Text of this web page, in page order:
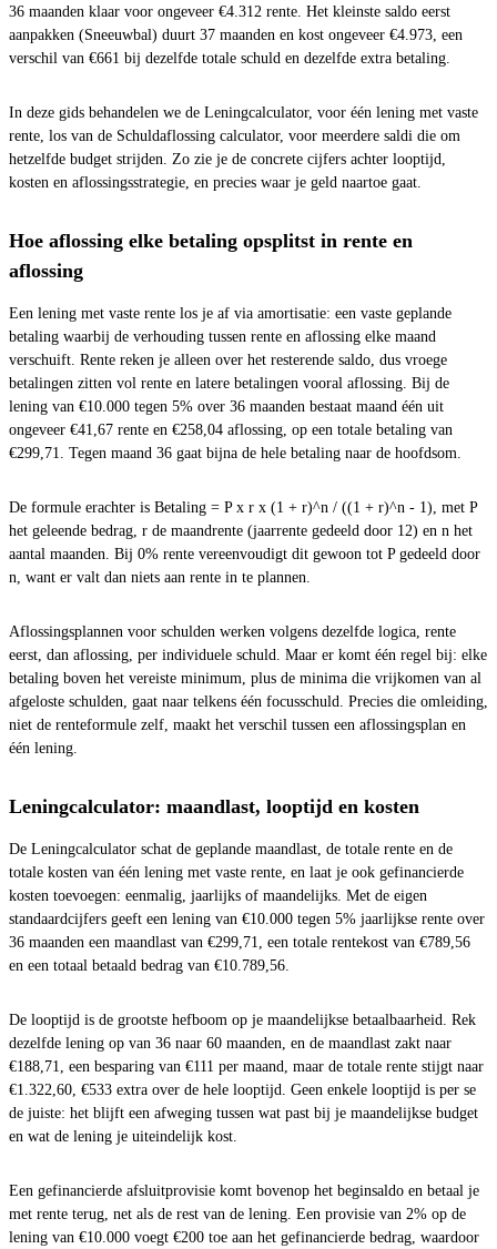
36 maanden klaar voor ongeveer €4.312 rente. Het kleinste saldo eerst
aanpakken (Sneeuwbal) duurt 37 maanden en kost ongeveer €4.973, een
verschil van €661 bij dezelfde totale schuld en dezelfde extra betaling.
In deze gids behandelen we de Leningcalculator, voor één lening met vaste
rente, los van de Schuldaflossing calculator, voor meerdere saldi die om
hetzelfde budget strijden. Zo zie je de concrete cijfers achter looptijd,
kosten en aflossingsstrategie, en precies waar je geld naartoe gaat.
Hoe aflossing elke betaling opsplitst in rente en
aflossing
Een lening met vaste rente los je af via amortisatie: een vaste geplande
betaling waarbij de verhouding tussen rente en aflossing elke maand
verschuift. Rente reken je alleen over het resterende saldo, dus vroege
betalingen zitten vol rente en latere betalingen vooral aflossing. Bij de
lening van €10.000 tegen 5% over 36 maanden bestaat maand één uit
ongeveer €41,67 rente en €258,04 aflossing, op een totale betaling van
€299,71. Tegen maand 36 gaat bijna de hele betaling naar de hoofdsom.
De formule erachter is Betaling = P x r x (1 + r)^n / ((1 + r)^n - 1), met P
het geleende bedrag, r de maandrente (jaarrente gedeeld door 12) en n het
aantal maanden. Bij 0% rente vereenvoudigt dit gewoon tot P gedeeld door
n, want er valt dan niets aan rente in te plannen.
Aflossingsplannen voor schulden werken volgens dezelfde logica, rente
eerst, dan aflossing, per individuele schuld. Maar er komt één regel bij: elke
betaling boven het vereiste minimum, plus de minima die vrijkomen van al
afgeloste schulden, gaat naar telkens één focusschuld. Precies die omleiding,
niet de renteformule zelf, maakt het verschil tussen een aflossingsplan en
één lening.
Leningcalculator: maandlast, looptijd en kosten
De Leningcalculator schat de geplande maandlast, de totale rente en de
totale kosten van één lening met vaste rente, en laat je ook gefinancierde
kosten toevoegen: eenmalig, jaarlijks of maandelijks. Met de eigen
standaardcijfers geeft een lening van €10.000 tegen 5% jaarlijkse rente over
36 maanden een maandlast van €299,71, een totale rentekost van €789,56
en een totaal betaald bedrag van €10.789,56.
De looptijd is de grootste hefboom op je maandelijkse betaalbaarheid. Rek
dezelfde lening op van 36 naar 60 maanden, en de maandlast zakt naar
€188,71, een besparing van €111 per maand, maar de totale rente stijgt naar
€1.322,60, €533 extra over de hele looptijd. Geen enkele looptijd is per se
de juiste: het blijft een afweging tussen wat past bij je maandelijkse budget
en wat de lening je uiteindelijk kost.
Een gefinancierde afsluitprovisie komt bovenop het beginsaldo en betaal je
met rente terug, net als de rest van de lening. Een provisie van 2% op de
lening van €10.000 voegt €200 toe aan het gefinancierde bedrag, waardoor